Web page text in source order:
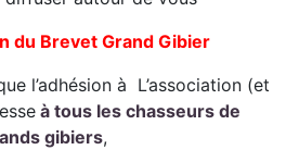
du Brevet Grand Gibier
l’adhésion à L’association (et
à tous les chasseurs de
gibiers,